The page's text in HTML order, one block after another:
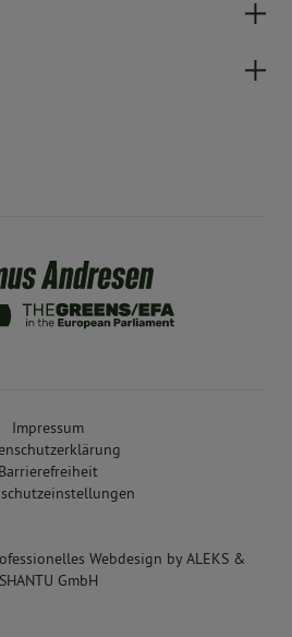
Webdesign byALEKS &
SHANTU GmbH
Impressum
Barrierefreiheit